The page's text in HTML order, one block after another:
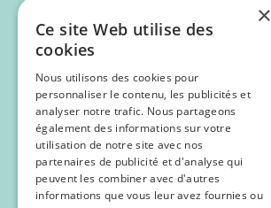
Programme
Inscription
×
Ce site Web utilise des
cookies
Nous utilisons des cookies pour
personnaliser le contenu, les publicités et
analyser notre trafic. Nous partageons
également des informations sur votre
utilisation de notre site avec nos
partenaires de publicité et d'analyse qui
peuvent les combiner avec d'autres
informations que vous leur avez fournies ou